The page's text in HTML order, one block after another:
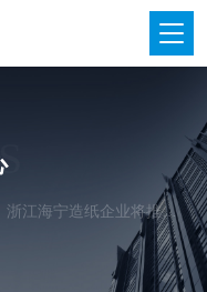
浙江海宁造纸企业将推出历史舞台